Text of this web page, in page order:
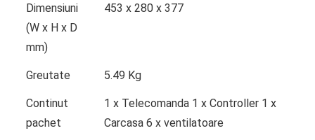
Dimensiuni
(W x H x D
mm)
453 x 280 x 377
Greutate 5.49 Kg
Continut
pachet
1 x Telecomanda 1 x Controller 1 x
Carcasa 6 x ventilatoare